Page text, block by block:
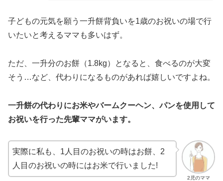
子どもの元気を願う一升餅背負いを1歳のお祝いの場で行
いたいと考えるママも多いはず。
ただ、一升分のお餅（1.8kg）となると、食べるのが大変
そう…など、代わりになるものがあれば嬉しいですよね。
一升餅の代わりにお米やバームクーヘン、パンを使用して
お祝いを行った先輩ママがいます。
2児のママ
実際に私も、1人目のお祝いの時はお餅、2
人目のお祝いの時にはお米で行いました!